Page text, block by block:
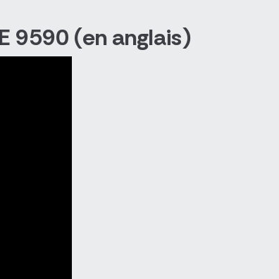
9590 (en anglais)